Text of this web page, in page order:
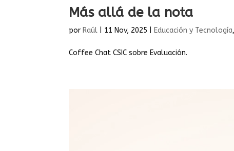
Más allá de la nota
porRaúl 11 Nov, 2025 |Educación y Tecnología
Coffee Chat CSIC sobre Evaluación.